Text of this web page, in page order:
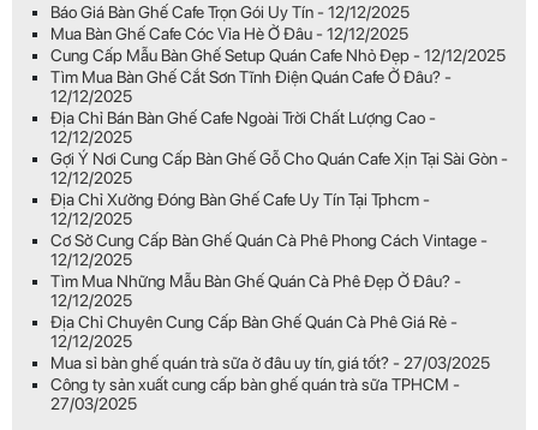
Báo Giá Bàn Ghế Cafe Trọn Gói Uy Tín - 12/12/2025
Mua Bàn Ghế Cafe Cóc Vỉa Hè Ở Đâu - 12/12/2025
Cung Cấp Mẫu Bàn Ghế Setup Quán Cafe Nhỏ Đẹp - 12/12/2025
Tìm Mua Bàn Ghế Cắt Sơn Tĩnh Điện Quán Cafe Ở Đâu? -
12/12/2025
Địa Chỉ Bán Bàn Ghế Cafe Ngoài Trời Chất Lượng Cao -
12/12/2025
Gợi Ý Nơi Cung Cấp Bàn Ghế Gỗ Cho Quán Cafe Xịn Tại Sài Gòn -
12/12/2025
Địa Chỉ Xưởng Đóng Bàn Ghế Cafe Uy Tín Tại Tphcm -
12/12/2025
Cơ Sở Cung Cấp Bàn Ghế Quán Cà Phê Phong Cách Vintage -
12/12/2025
Tìm Mua Những Mẫu Bàn Ghế Quán Cà Phê Đẹp Ở Đâu? -
12/12/2025
Địa Chỉ Chuyên Cung Cấp Bàn Ghế Quán Cà Phê Giá Rẻ -
12/12/2025
Mua sỉ bàn ghế quán trà sữa ở đâu uy tín, giá tốt? - 27/03/2025
Công ty sản xuất cung cấp bàn ghế quán trà sữa TPHCM -
27/03/2025